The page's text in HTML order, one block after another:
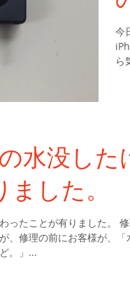
今
ら
水没し
した。
理内容は水没。機種はiPhone6ｓです。 水没修理は
、修理の前にお客様が、
。」...